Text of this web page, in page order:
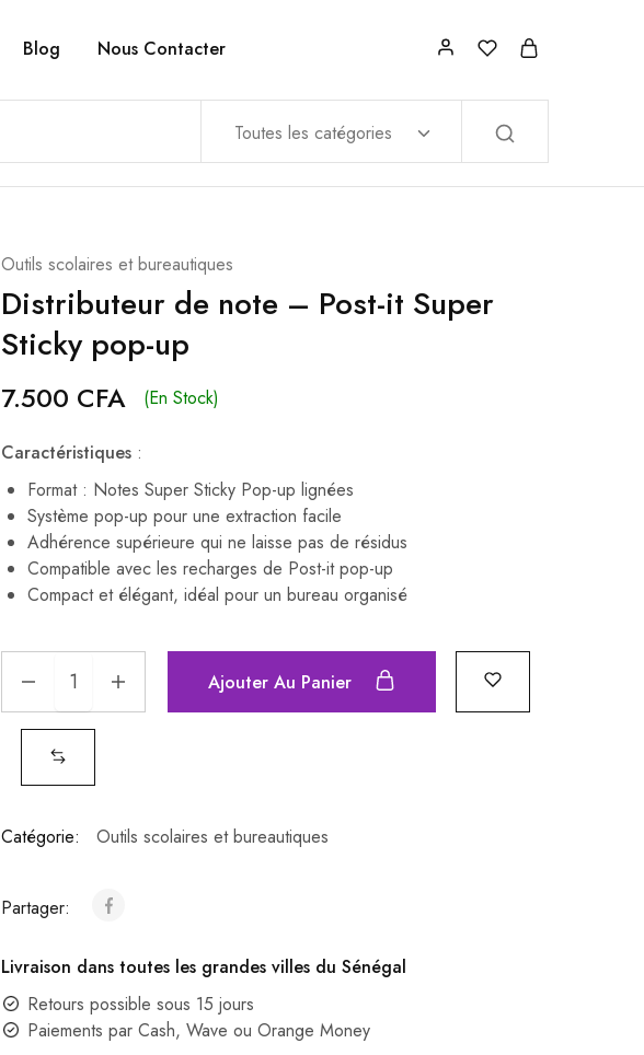
Blog Nous Contacter
Toutes les catégories
Outils scolaires et bureautiques
Distributeur de note – Post-it Super
Sticky pop-up
7.500 CFA (En Stock)
Caractéristiques:
Format : Notes Super Sticky Pop-up lignées
Système pop-up pour une extraction facile
Adhérence supérieure qui ne laisse pas de résidus
Compatible avec les recharges de Post-it pop-up
Compact et élégant, idéal pour un bureau organisé
Ajouter Au Panier
Catégorie: Outils scolaires et bureautiques
Partager:
Livraison dans toutes les grandes villes du Sénégal
Retours possible sous 15 jours
Paiements par Cash, Wave ou Orange Money